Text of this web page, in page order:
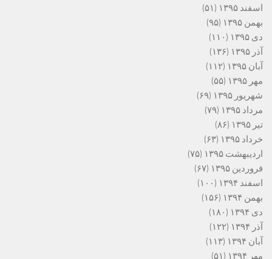
اسفند ۱۳۹۵
(۵۱)
بهمن ۱۳۹۵
(۹۵)
دی ۱۳۹۵
(۱۱۰)
آذر ۱۳۹۵
(۱۳۶)
آبان ۱۳۹۵
(۱۱۲)
مهر ۱۳۹۵
(۵۵)
شهریور ۱۳۹۵
(۶۹)
مرداد ۱۳۹۵
(۷۹)
تیر ۱۳۹۵
(۸۶)
خرداد ۱۳۹۵
(۶۳)
اردیبهشت ۱۳۹۵
(۷۵)
فروردین ۱۳۹۵
(۶۷)
اسفند ۱۳۹۴
(۱۰۰)
بهمن ۱۳۹۴
(۱۵۶)
دی ۱۳۹۴
(۱۸۰)
آذر ۱۳۹۴
(۱۲۲)
آبان ۱۳۹۴
(۱۱۳)
مهر ۱۳۹۴
(۵۱)